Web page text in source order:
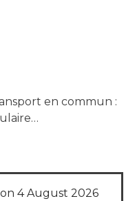
en commun :
4 August 2026